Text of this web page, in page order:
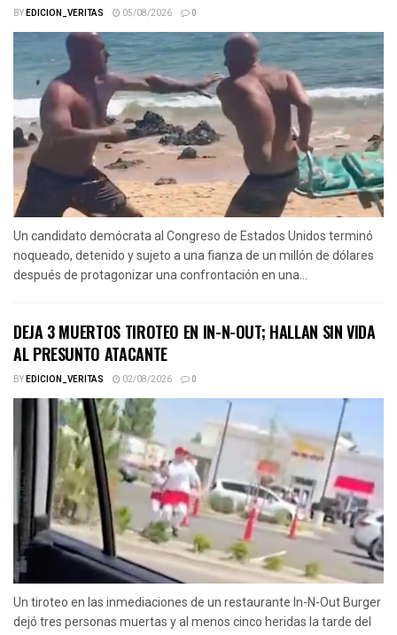
BYEDICION_VERITAS 05/08/2026 0
Un candidato demócrata al Congreso de Estados Unidos terminó
noqueado, detenido y sujeto a una fianza de un millón de dólares
después de protagonizar una confrontación en una...
DEJA 3 MUERTOS TIROTEO EN IN-N-OUT; HALLAN SIN VIDA
AL PRESUNTO ATACANTE
BYEDICION_VERITAS 02/08/2026 0
Un tiroteo en las inmediaciones de un restaurante In-N-Out Burger
dejó tres personas muertas y al menos cinco heridas la tarde del